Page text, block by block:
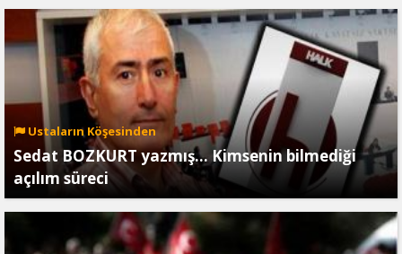
Ustaların Köşesinden
Sedat BOZKURT yazmış… Kimsenin bilmediği
açılım süreci